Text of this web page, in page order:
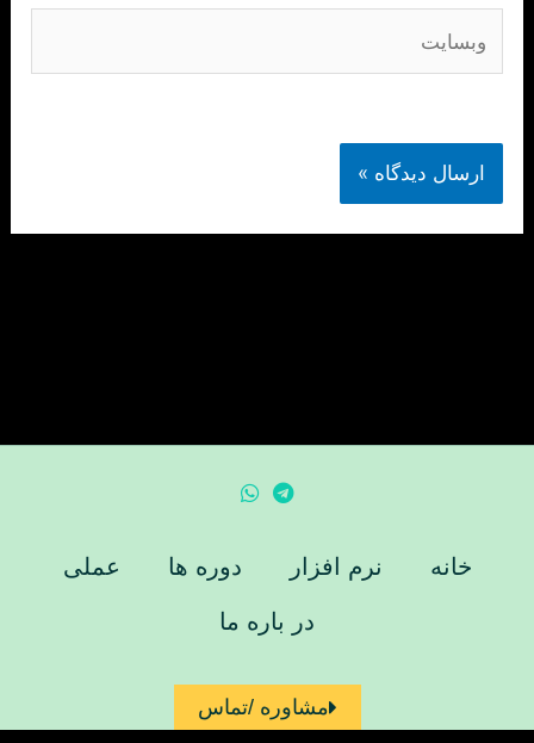
خانه نرم افزار دوره ها عملی
در باره ما
مشاوره /تماس